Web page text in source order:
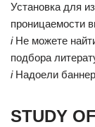
Установка для
проницаемости
iНе можете
подбора
iНадоели
STUDY